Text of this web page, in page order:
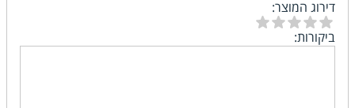
דירוג המוצר:
ביקורות: